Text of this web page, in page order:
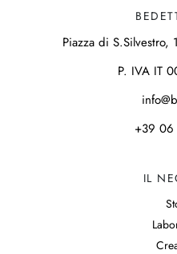
Piazza di S.Silvestro,
P. IVA IT
+39 06
IL